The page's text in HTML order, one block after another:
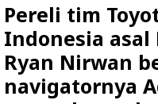
Pereli tim
Indonesia asal
Ryan Nirwan
navigatornya